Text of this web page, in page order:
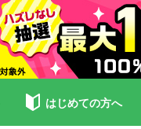
はじめての方へ